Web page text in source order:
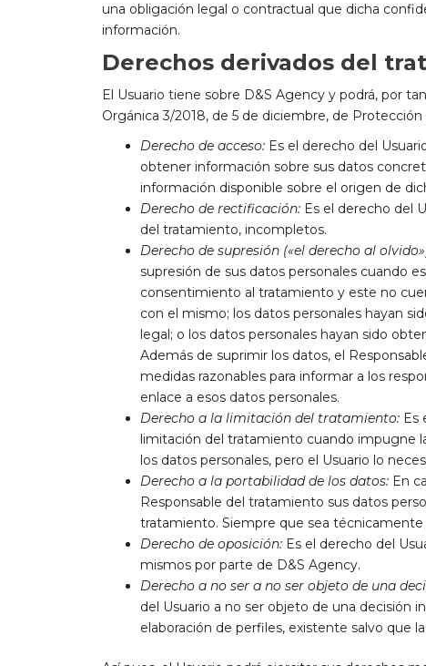
una obligación legal o contractual que dicha
información.
Derechos derivados del
El Usuario tiene sobre D&S Agency y podrá, por
Orgánica 3/2018, de 5 de diciembre, de
Derecho de acceso: Es el derecho del
obtener información sobre sus datos
información disponible sobre el origen de
Derecho de rectificación: Es el derecho del
del tratamiento, incompletos.
Derecho de supresión («el derecho al
supresión de sus datos personales cuando
consentimiento al tratamiento y este no
con el mismo; los datos personales hayan
legal; o los datos personales hayan sido
Además de suprimir los datos, el
medidas razonables para informar a los
enlace a esos datos personales.
Derecho a la limitación del tratamiento: Es
limitación del tratamiento cuando impugne
los datos personales, pero el Usuario lo
Derecho a la portabilidad de los datos: En
Responsable del tratamiento sus datos
tratamiento. Siempre que sea
Derecho de oposición: Es el derecho del
mismos por parte de D&S Agency.
Derecho a no ser a no ser objeto de una
del Usuario a no ser objeto de una decisión
elaboración de perfiles, existente salvo que